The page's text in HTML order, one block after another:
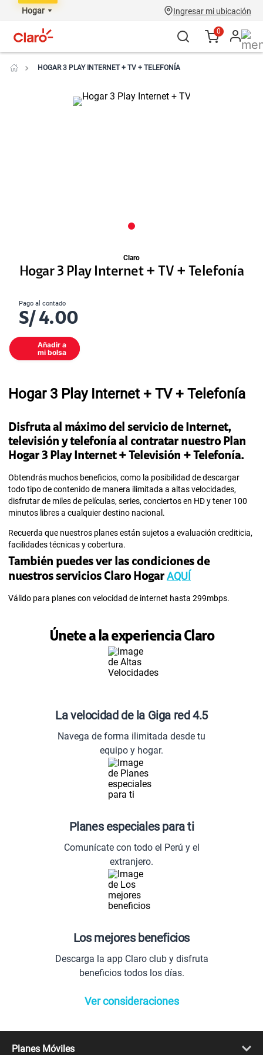
Hogar Ingresar mi ubicación
0
HOGAR 3 PLAY INTERNET + TV + TELEFONÍA
Claro
Hogar 3 Play Internet + TV + Telefonía
Pago al contado
S/ 4.00
Añadir a
mi bolsa
Hogar 3 Play Internet + TV + Telefonía
Disfruta al máximo del servicio de Internet,
televisión y telefonía al contratar nuestro Plan
Hogar 3 Play Internet + Televisión + Telefonía.
Obtendrás muchos beneficios, como la posibilidad de descargar
todo tipo de contenido de manera ilimitada a altas velocidades,
disfrutar de miles de películas, series, conciertos en HD y tener 100
minutos libres a cualquier destino nacional.
Recuerda que nuestros planes están sujetos a evaluación crediticia,
facilidades técnicas y cobertura.
También puedes ver las condiciones de
nuestros servicios Claro Hogar AQUÍ
Válido para planes con velocidad de internet hasta 299mbps.
Únete a la experiencia Claro
La velocidad de la Giga red 4.5
Navega de forma ilimitada desde tu
equipo y hogar.
Planes especiales para ti
Comunícate con todo el Perú y el
extranjero.
Los mejores beneficios
Descarga la app Claro club y disfruta
beneficios todos los días.
Ver consideraciones
Planes Móviles